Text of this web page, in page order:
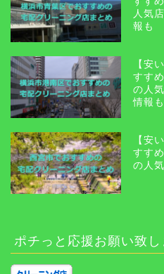
人気
報も
【安
すす
の人
情報も
【安
すす
の人
ポチっと応援お願い致し